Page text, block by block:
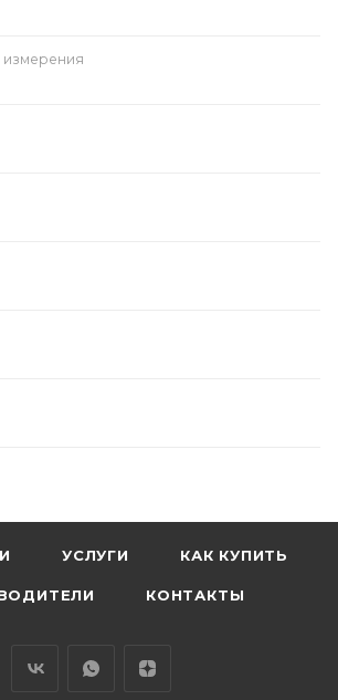
УСЛУГИ КАК КУПИТЬ
КОНТАКТЫ